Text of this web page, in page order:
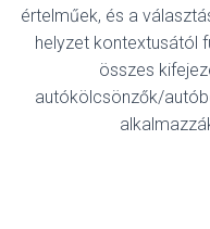
értelműek, és a
helyzet kontextusától
összes
autókölcsönzők/